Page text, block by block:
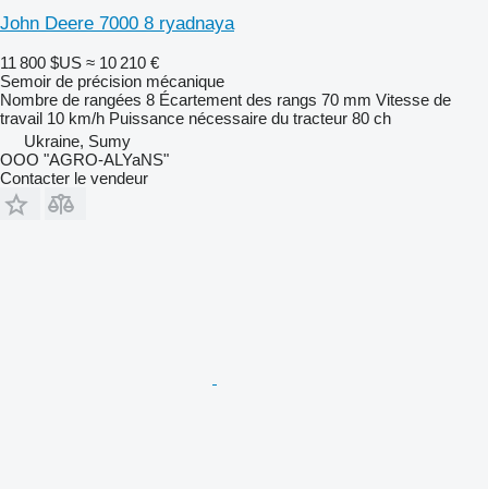
John Deere 7000 8 ryadnaya
11 800 $US ≈ 10 210 €
Semoir de précision mécanique
Nombre de rangées 8 Écartement des rangs 70 mm Vitesse de
travail 10 km/h Puissance nécessaire du tracteur 80 ch
Ukraine, Sumy
OOO "AGRO-ALYaNS"
Contacter le vendeur